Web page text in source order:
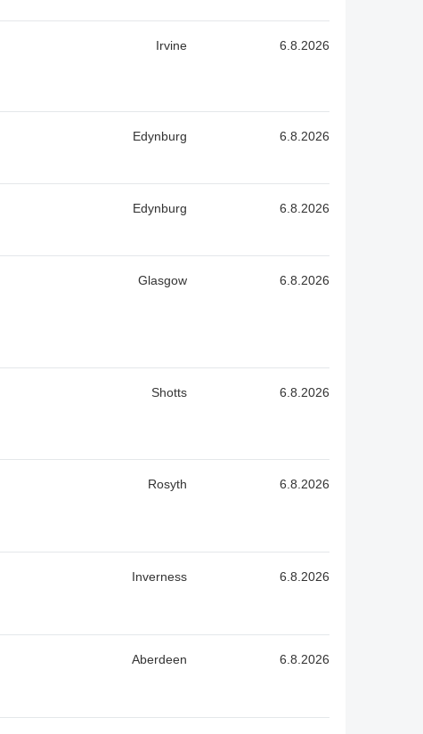
Irvine 6.8.2026
Edynburg 6.8.2026
Edynburg 6.8.2026
Glasgow 6.8.2026
Shotts 6.8.2026
Rosyth 6.8.2026
Inverness 6.8.2026
Aberdeen 6.8.2026